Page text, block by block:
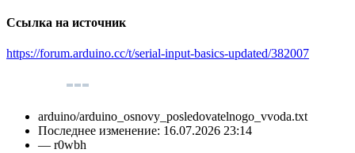
Ссылка на источник
https://forum.arduino.cc/t/serial-input-basics-updated/382007
arduino/arduino_osnovy_posledovatelnogo_vvoda.txt
Последнее изменение: 16.07.2026 23:14
— r0wbh